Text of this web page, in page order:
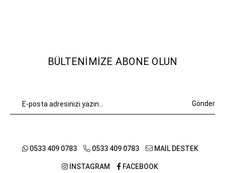
BÜLTENIMIZE ABONE OLUN
Gönder
0533 409 0783 0533 409 0783 MAİL DESTEK
INSTAGRAM FACEBOOK